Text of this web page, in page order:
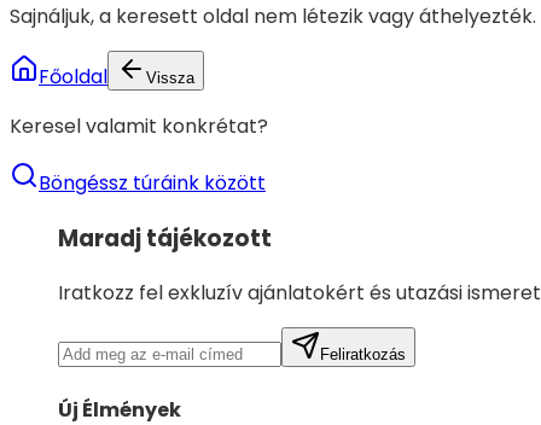
Sajnáljuk, a keresett oldal nem létezik vagy áthelyezték.
Főoldal Vissza
Keresel valamit konkrétat?
Böngéssz túráink között
Maradj tájékozott
Iratkozz fel exkluzív ajánlatokért és utazási
Feliratkozás
Új Élmények